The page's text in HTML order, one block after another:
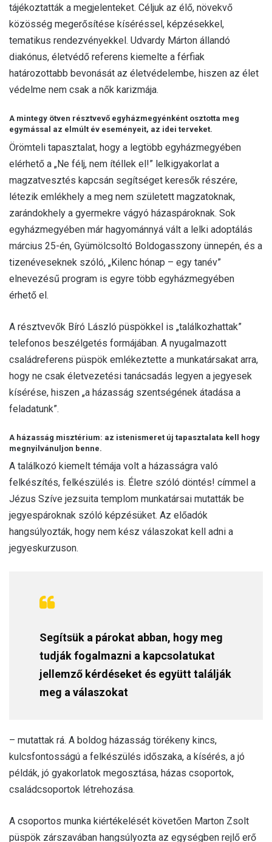
tájékoztatták a megjelenteket. Céljuk az élő, növekvő
közösség megerősítése kíséréssel, képzésekkel,
tematikus rendezvényekkel. Udvardy Márton állandó
diakónus, életvédő referens kiemelte a férfiak
határozottabb bevonását az életvédelembe, hiszen az élet
védelme nem csak a nők karizmája.
A mintegy ötven résztvevő egyházmegyénként osztotta meg
egymással az elmúlt év eseményeit, az idei terveket.
Örömteli tapasztalat, hogy a legtöbb egyházmegyében
elérhető a „Ne félj, nem ítéllek el!” lelkigyakorlat a
magzatvesztés kapcsán segítséget keresők részére,
létezik emlékhely a meg nem született magzatoknak,
zarándokhely a gyermekre vágyó házaspároknak. Sok
egyházmegyében már hagyománnyá vált a lelki adoptálás
március 25-én, Gyümölcsoltó Boldogasszony ünnepén, és a
tizenéveseknek szóló, „Kilenc hónap – egy tanév”
elnevezésű program is egyre több egyházmegyében
érhető el.
A résztvevők Bíró László püspökkel is „találkozhattak”
telefonos beszélgetés formájában. A nyugalmazott
családreferens püspök emlékeztette a munkatársakat arra,
hogy ne csak életvezetési tanácsadás legyen a jegyesek
kísérése, hiszen „a házasság szentségének átadása a
feladatunk”.
A házasság misztérium: az istenismeret új tapasztalata kell hogy
megnyilvánuljon benne.
A találkozó kiemelt témája volt a házasságra való
felkészítés, felkészülés is. Életre szóló döntés! címmel a
Jézus Szíve jezsuita templom munkatársai mutatták be
jegyespároknak szóló képzésüket. Az előadók
hangsúlyozták, hogy nem kész válaszokat kell adni a
jegyeskurzuson.
Segítsük a párokat abban, hogy meg
tudják fogalmazni a kapcsolatukat
jellemző kérdéseket és együtt találják
meg a válaszokat
– mutattak rá. A boldog házasság törékeny kincs,
kulcsfontosságú a felkészülés időszaka, a kísérés, a jó
példák, jó gyakorlatok megosztása, házas csoportok,
családcsoportok létrehozása.
A csoportos munka kiértékelését követően Marton Zsolt
püspök zárszavában hangsúlyozta az egységben rejlő erő